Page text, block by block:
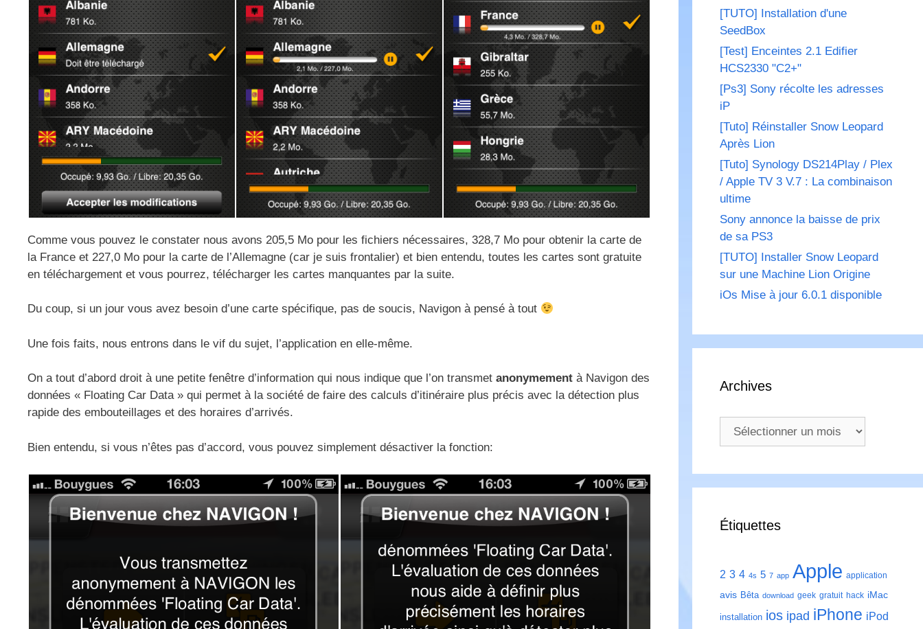
Comme vous pouvez le constater nous avons 205,5 Mo pour les fichiers nécessaires, 328,7 Mo pour obtenir la carte de
la France et 227,0 Mo pour la carte de l’Allemagne (car je suis frontalier) et bien entendu, toutes les cartes sont gratuite
en téléchargement et vous pourrez, télécharger les cartes manquantes par la suite.
Du coup, si un jour vous avez besoin d’une carte spécifique, pas de soucis, Navigon à pensé à tout
Une fois faits, nous entrons dans le vif du sujet, l’application en elle-même.
On a tout d’abord droit à une petite fenêtre d’information qui nous indique que l’on transmet anonymement à Navigon des
données « Floating Car Data » qui permet à la société de faire des calculs d’itinéraire plus précis avec la détection plus
rapide des embouteillages et des horaires d’arrivés.
Bien entendu, si vous n’êtes pas d’accord, vous pouvez simplement désactiver la fonction:
[TUTO] Installation d'une
SeedBox
[Test] Enceintes 2.1 Edifier
HCS2330 "C2+"
[Ps3] Sony récolte les adresses
iP
[Tuto] Réinstaller Snow Leopard
Après Lion
[Tuto] Synology DS214Play / Plex
/ Apple TV 3 V.7 : La combinaison
ultime
Sony annonce la baisse de prix
de sa PS3
[TUTO] Installer Snow Leopard
sur une Machine Lion Origine
iOs Mise à jour 6.0.1 disponible
Archives
Archives
Étiquettes
2 3 4 4s 5 7 app Apple application
avis Bêta download geek gratuit hack iMac
installation ios ipad iPhone iPod